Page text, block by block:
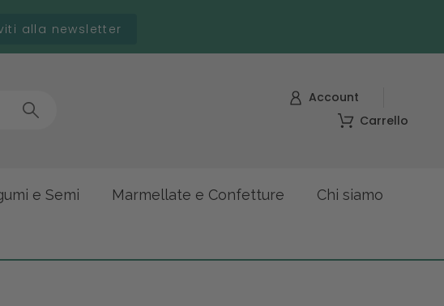
alla newsletter
Account
Carrello
e Semi Marmellate e Confetture Chi siamo